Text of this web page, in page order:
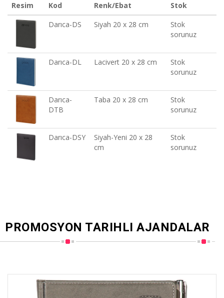
Resim Kod Renk/Ebat
Stok
Darıca-DS
Siyah 20 x 28 cm
Stok
sorunuz
Darıca-DL Lacivert 20 x 28 cm
Stok
sorunuz
Darıca-
DTB
Taba 20 x 28 cm
Stok
sorunuz
Darıca-DSY
Siyah-Yeni 20 x 28
cm
Stok
sorunuz
PROMOSYON TARIHLI AJANDALAR